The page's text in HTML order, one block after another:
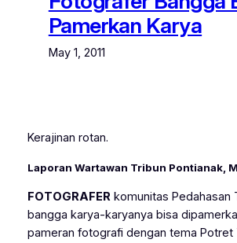
Pamerkan Karya
May 1, 2011
Kerajinan rotan.
Laporan Wartawan Tribun Pontianak,
FOTOGRAFERkomunitas Pedahasan
bangga karya-karyanya bisa
pameran fotografi dengan tema Potret